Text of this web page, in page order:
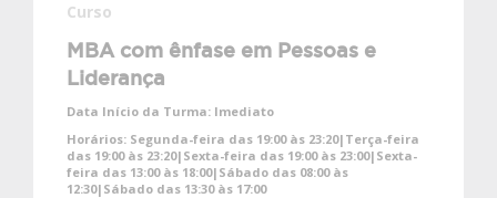
Curso
MBA com ênfase em Pessoas e
Liderança
Data Início da Turma: Imediato
Horários: Segunda-feira das 19:00 às 23:20|Terça-feira
das 19:00 às 23:20|Sexta-feira das 19:00 às 23:00|Sexta-
feira das 13:00 às 18:00|Sábado das 08:00 às
12:30|Sábado das 13:30 às 17:00